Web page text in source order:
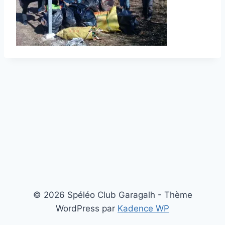
© 2026 Spéléo Club Garagalh - Thème
WordPress par Kadence WP